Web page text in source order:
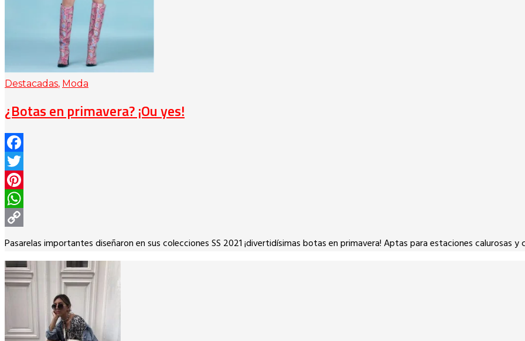
Destacadas, Moda
¿Botas en primavera? ¡Ou yes!
Facebook
Twitter
Pinterest
WhatsApp
Copy
Pasarelas importantes diseñaron en sus colecciones SS 2021 ¡divertidísimas botas en primavera! Aptas para estaciones calurosas y